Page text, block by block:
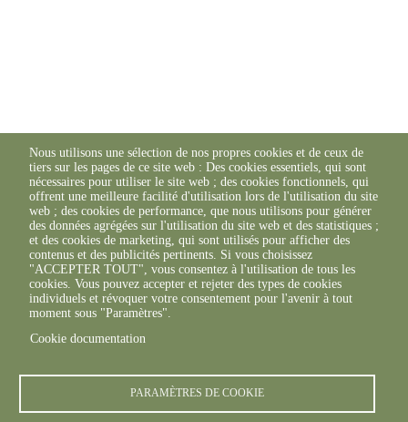
Nous utilisons une sélection de nos propres cookies et de ceux de
tiers sur les pages de ce site web : Des cookies essentiels, qui sont
nécessaires pour utiliser le site web ; des cookies fonctionnels, qui
offrent une meilleure facilité d'utilisation lors de l'utilisation du site
web ; des cookies de performance, que nous utilisons pour générer
des données agrégées sur l'utilisation du site web et des statistiques ;
et des cookies de marketing, qui sont utilisés pour afficher des
contenus et des publicités pertinents. Si vous choisissez
"ACCEPTER TOUT", vous consentez à l'utilisation de tous les
cookies. Vous pouvez accepter et rejeter des types de cookies
individuels et révoquer votre consentement pour l'avenir à tout
moment sous "Paramètres".
Cookie documentation
PARAMÈTRES DE COOKIE